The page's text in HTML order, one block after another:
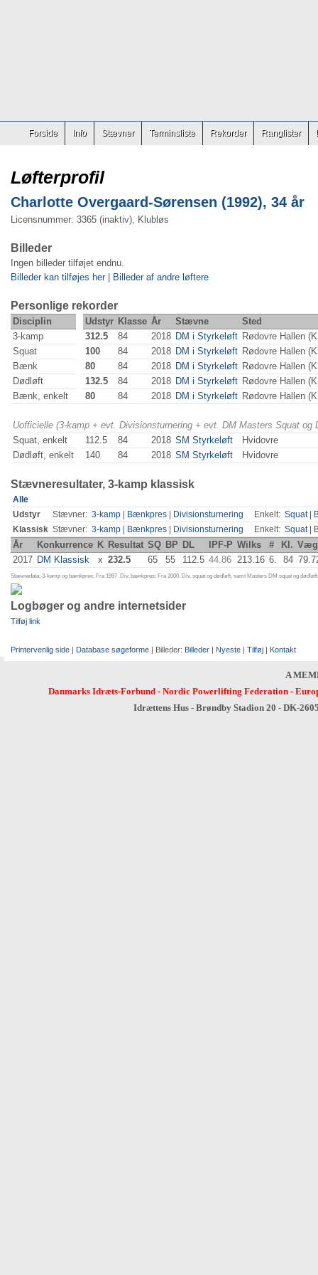
Forside Info Stævner Terminsliste Rekorder Ranglister
Løfterprofil
Charlotte Overgaard-Sørensen (1992), 34 år
Licensnummer: 3365 (inaktiv), Klubløs
Billeder
Ingen billeder tilføjet endnu.
Billeder kan tilføjes her| Billeder af andre løftere
Personlige rekorder
Disciplin Udstyr Klasse År Stævne
Sted
3-kamp
312.5 84 2018 DM i Styrkeløft Rødovre Hallen
Squat
100 84 2018 DM i Styrkeløft Rødovre Hallen
Bænk
80 84 2018 DM i Styrkeløft Rødovre Hallen
Dødløft
132.5 84 2018 DM i Styrkeløft Rødovre Hallen
Bænk, enkelt
80 84 2018 DM i Styrkeløft Rødovre Hallen
Uofficielle (3-kamp + evt. Divisionsturnering + evt. DM Masters Squat
Squat, enkelt
112.5 84 2018 SM Styrkeløft
Hvidovre
Dødløft, enkelt
140 84 2018 SM Styrkeløft Hvidovre
Stævneresultater, 3-kamp klassisk
Alle
Udstyr
Stævner: 3-kamp Bænkpres Divisionsturnering Enkelt: Squat|
Klassisk Stævner: 3-kamp Bænkpres Divisionsturnering Enkelt: Squat|
År Konkurrence K Resultat SQ BP DL IPF-P Wilks # Kl.
2017 DM Klassisk x 232.5 65 55 112.5 44.86 213.16 6. 84
Stævnedata: 3-kamp og bænkpres: Fra 1997. Div. bænkpres: Fra 2000. Div. squat og dødløft, samt Masters DM squat og
Logbøger og andre internetsider
Tilføj link
Printervenlig side | Database søgeforme | Billeder: Billeder | Nyeste | Tilføj | Kontakt
A
Danmarks Idræts-Forbund- Nordic Powerlifting Federation-
Idrættens Hus - Brøndby Stadion 20 - DK-